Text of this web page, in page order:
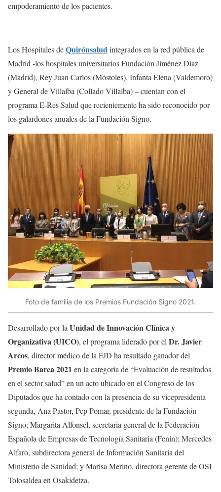
empoderamiento de los pacientes.
Los Hospitales deQuirónsaludintegrados en la red pública de
Madrid -los hospitales universitarios Fundación Jiménez Díaz
(Madrid), Rey Juan Carlos (Móstoles), Infanta Elena (Valdemoro)
y General de Villalba (Collado Villalba) – cuentan con el
programa E-Res Salud que recientemente ha sido reconocido por
los galardones anuales de la Fundación Signo.
Foto de familia de los Premios Fundación Signo 2021.
Desarrollado por la Unidad de Innovación Clínica y
Organizativa (UICO), el programa liderado por el Dr. Javier
Arcos, director médico de la FJD ha resultado ganador del
Premio Barea 2021 en la categoría de “Evaluación de resultados
en el sector salud” en un acto ubicado en el Congreso de los
Diputados que ha contado con la presencia de su vicepresidenta
segunda, Ana Pastor, Pep Pomar, presidente de la Fundación
Signo; Margarita Alfonsel, secretaria general de la Federación
Española de Empresas de Tecnología Sanitaria (Fenin); Mercedes
Alfaro, subdirectora general de Información Sanitaria del
Ministerio de Sanidad; y Marisa Merino, directora gerente de OSI
Tolosaldea en Osakidetza.